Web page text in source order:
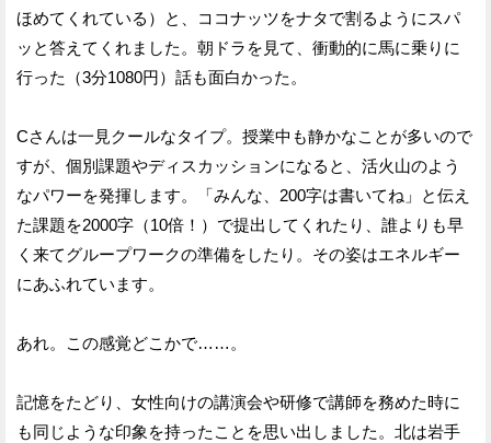
ほめてくれている）と、ココナッツをナタで割るようにスパ
ッと答えてくれました。朝ドラを見て、衝動的に馬に乗りに
行った（3分1080円）話も面白かった。
Cさんは一見クールなタイプ。授業中も静かなことが多いので
すが、個別課題やディスカッションになると、活火山のよう
なパワーを発揮します。「みんな、200字は書いてね」と伝え
た課題を2000字（10倍！）で提出してくれたり、誰よりも早
く来てグループワークの準備をしたり。その姿はエネルギー
にあふれています。
あれ。この感覚どこかで……。
記憶をたどり、女性向けの講演会や研修で講師を務めた時に
も同じような印象を持ったことを思い出しました。北は岩手